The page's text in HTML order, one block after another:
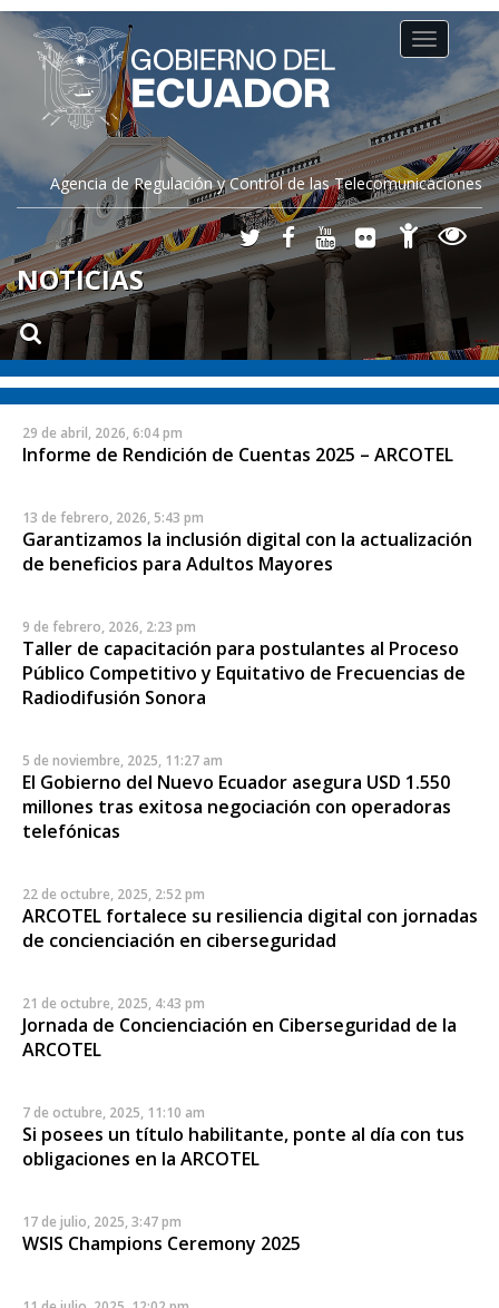
Agencia de Regulación y Control de las Telecomunicaciones
Toggle
navigation
NOTICIAS
29 de abril, 2026, 6:04 pm
Informe de Rendición de Cuentas 2025 – ARCOTEL
13 de febrero, 2026, 5:43 pm
Garantizamos la inclusión digital con la actualización
de beneficios para Adultos Mayores
9 de febrero, 2026, 2:23 pm
Taller de capacitación para postulantes al Proceso
Público Competitivo y Equitativo de Frecuencias de
Radiodifusión Sonora
5 de noviembre, 2025, 11:27 am
El Gobierno del Nuevo Ecuador asegura USD 1.550
millones tras exitosa negociación con operadoras
telefónicas
22 de octubre, 2025, 2:52 pm
ARCOTEL fortalece su resiliencia digital con jornadas
de concienciación en ciberseguridad
21 de octubre, 2025, 4:43 pm
Jornada de Concienciación en Ciberseguridad de la
ARCOTEL
7 de octubre, 2025, 11:10 am
Si posees un título habilitante, ponte al día con tus
obligaciones en la ARCOTEL
17 de julio, 2025, 3:47 pm
WSIS Champions Ceremony 2025